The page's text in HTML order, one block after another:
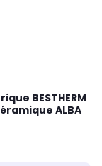
BESTHERM
ALBA